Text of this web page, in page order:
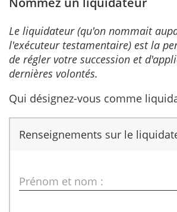
Le liquidateur (qu'on nommait
l'exécuteur testamentaire) est la
de régler votre succession et
dernières volontés.
Qui désignez-vous comme
Renseignements sur le
Prénom et nom :